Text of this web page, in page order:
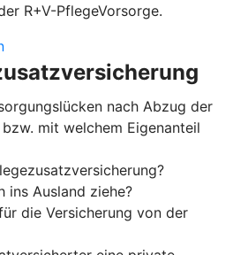
R+V-PflegeVorsorge.
nach Abzug der
mit welchem Eigenanteil
ins Ausland ziehe?
die Versicherung von der